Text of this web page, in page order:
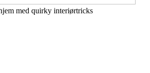
med quirky interiørtricks